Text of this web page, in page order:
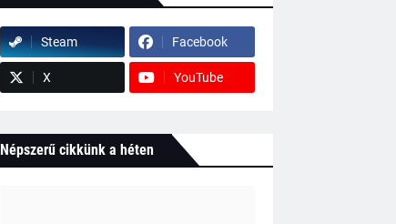
Steam Facebook
X YouTube
Népszerű cikkünk a héten